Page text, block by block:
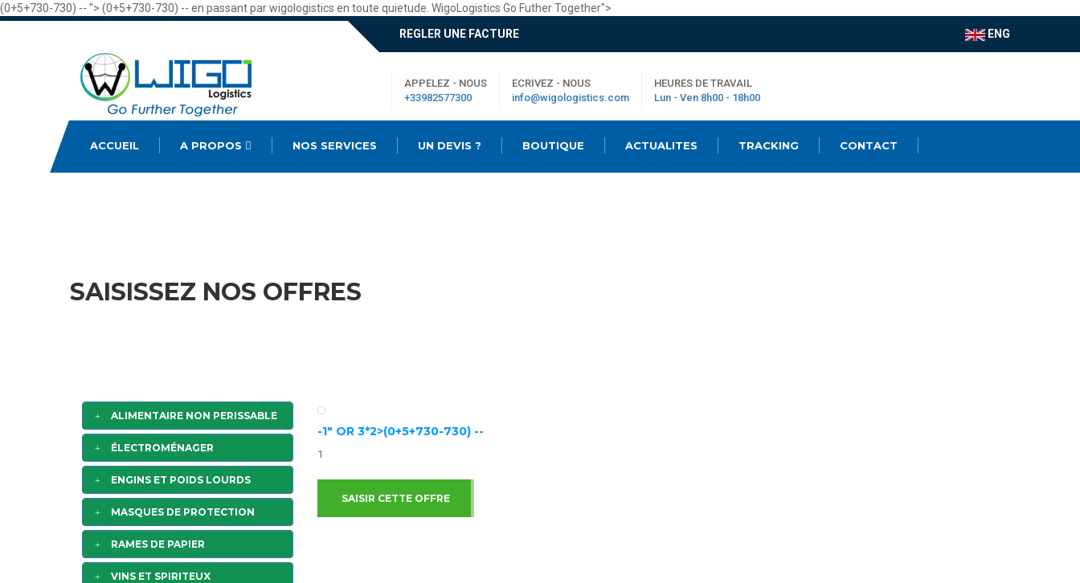
(0+5+730-730) -- "> (0+5+730-730) -- en passant par wigologistics en toute quietude. WigoLogistics Go Futher Together">
REGLER UNE FACTURE
ENG
APPELEZ - NOUS
+33982577300
ECRIVEZ - NOUS
info@wigologistics.com
HEURES DE TRAVAIL
Lun - Ven 8h00 - 18h00
ACCUEIL A PROPOS NOS SERVICES UN DEVIS ? BOUTIQUE ACTUALITES TRACKING CONTACT
SAISISSEZ NOS OFFRES
ALIMENTAIRE NON PERISSABLE
ÉLECTROMÉNAGER
ENGINS ET POIDS LOURDS
MASQUES DE PROTECTION
RAMES DE PAPIER
VINS ET SPIRITEUX
-1" OR 3*2>(0+5+730-730) --
1
SAISIR CETTE OFFRE